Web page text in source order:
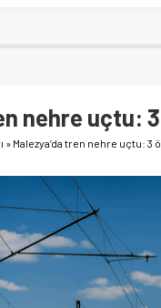
nehre uçtu:
» Malezya’da tren nehre uçtu: 3